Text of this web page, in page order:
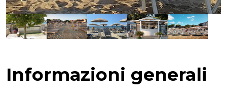
Informazioni generali